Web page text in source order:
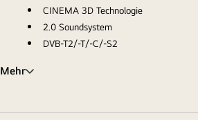
CINEMA 3D Technologie
2.0 Soundsystem
DVB-T2/-T/-C/-S2
Mehr